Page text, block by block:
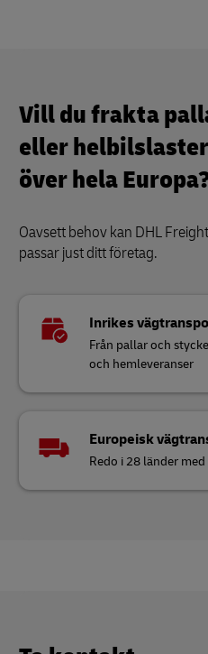
Vill du frakta
eller
över hela
Oavsett behov kan DHL
passar just ditt företag.
Inrikes
Från pallar och
och hemleveranser
Europeisk
Redo i 28 länder